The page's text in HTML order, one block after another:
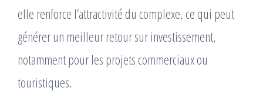
elle renforce l’attractivité du complexe, ce qui peut
générer un meilleur retour sur investissement,
notamment pour les projets commerciaux ou
touristiques.